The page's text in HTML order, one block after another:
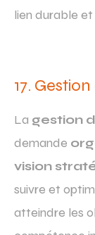
lien durable
17.
La gestion
demande
vision
suivre et
atteindre les